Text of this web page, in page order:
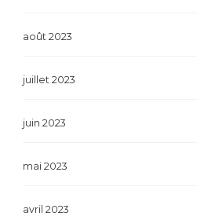
août 2023
juillet 2023
juin 2023
mai 2023
avril 2023